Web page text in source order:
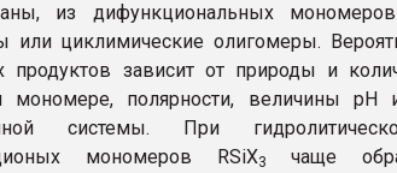
из дифункциональных
или циклимические олигомеры.
продуктов зависит от природы и
мономере, полярности, величины рН
системы. При
мономеров RSiX3чаще